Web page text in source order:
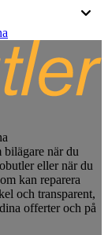
när du
eller när du
kan reparera
och transparent,
offerter och på